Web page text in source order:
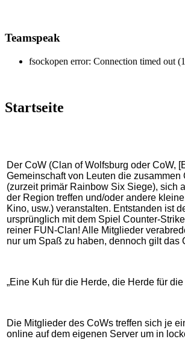
Teamspeak
fsockopen error: Connection timed out
Startseite
Der CoW (Clan of Wolfsburg oder CoW,
Gemeinschaft von Leuten die zusammen
(zurzeit primär Rainbow Six Siege), sich
der Region treffen und/oder andere
Kino, usw.) veranstalten. Entstanden ist
ursprünglich mit dem Spiel Counter-
reiner FUN-Clan! Alle Mitglieder
nur um Spaß zu haben, dennoch gilt das
„Eine Kuh für die Herde, die Herde für die
Die Mitglieder des CoWs treffen sich je
online auf dem eigenen Server um in